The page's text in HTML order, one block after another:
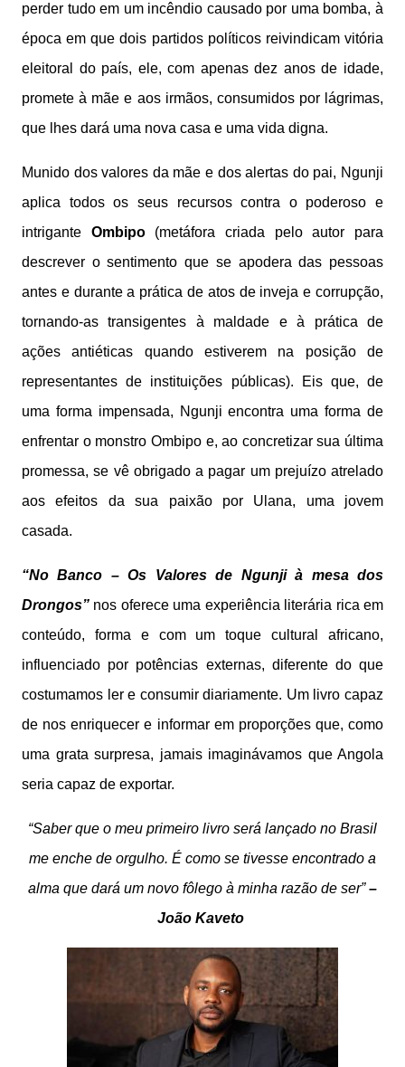
perder tudo em um incêndio causado por uma bomba, à
época em que dois partidos políticos reivindicam vitória
eleitoral do país, ele, com apenas dez anos de idade,
promete à mãe e aos irmãos, consumidos por lágrimas,
que lhes dará uma nova casa e uma vida digna.
Munido dos valores da mãe e dos alertas do pai, Ngunji
aplica todos os seus recursos contra o poderoso e
intrigante Ombipo (metáfora criada pelo autor para
descrever o sentimento que se apodera das pessoas
antes e durante a prática de atos de inveja e corrupção,
tornando-as transigentes à maldade e à prática de
ações antiéticas quando estiverem na posição de
representantes de instituições públicas). Eis que, de
uma forma impensada, Ngunji encontra uma forma de
enfrentar o monstro Ombipo e, ao concretizar sua última
promessa, se vê obrigado a pagar um prejuízo atrelado
aos efeitos da sua paixão por Ulana, uma jovem
casada.
“No Banco – Os Valores de Ngunji à mesa dos
Drongos” nos oferece uma experiência literária rica em
conteúdo, forma e com um toque cultural africano,
influenciado por potências externas, diferente do que
costumamos ler e consumir diariamente. Um livro capaz
de nos enriquecer e informar em proporções que, como
uma grata surpresa, jamais imaginávamos que Angola
seria capaz de exportar.
“Saber que o meu primeiro livro será lançado no Brasil
me enche de orgulho. É como se tivesse encontrado a
alma que dará um novo fôlego à minha razão de ser”–
João Kaveto